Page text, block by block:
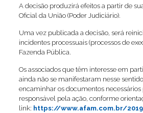
A decisão produzirá efeitos a partir de
Oficial da União (Poder Judiciário).
Uma vez publicada a decisão, será
incidentes processuais (processos de
Fazenda Pública.
Os associados que têm interesse em
ainda não se manifestaram nesse
encaminhar os documentos necessários
responsável pela ação, conforme
link: https://www.afam.com.br/